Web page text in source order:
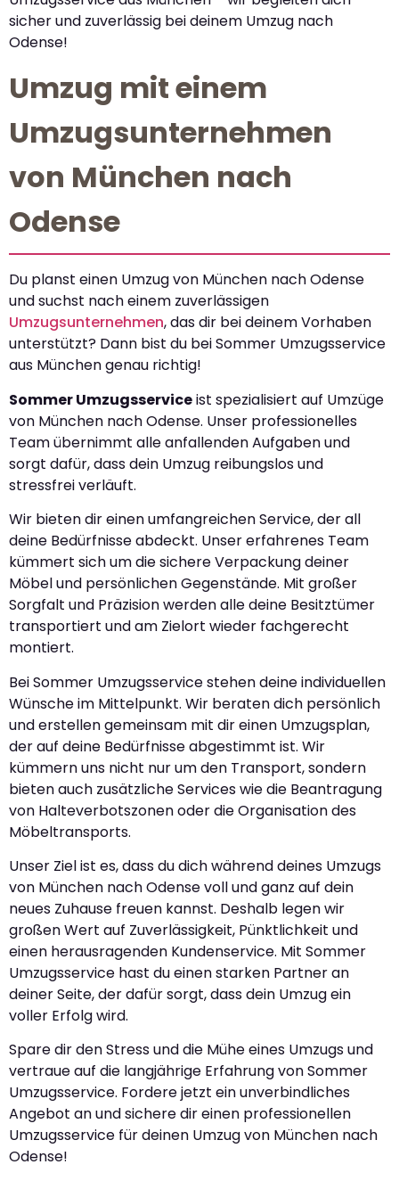
sicher und zuverlässig bei deinem Umzug nach
Odense!
Umzug mit einem
Umzugsunternehmen
von München nach
Odense
Du planst einen Umzug von München nach Odense
und suchst nach einem zuverlässigen
Umzugsunternehmen, das dir bei deinem Vorhaben
unterstützt? Dann bist du bei Sommer Umzugsservice
aus München genau richtig!
Sommer Umzugsserviceist spezialisiert auf Umzüge
von München nach Odense. Unser professionelles
Team übernimmt alle anfallenden Aufgaben und
sorgt dafür, dass dein Umzug reibungslos und
stressfrei verläuft.
Wir bieten dir einen umfangreichen Service, der all
deine Bedürfnisse abdeckt. Unser erfahrenes Team
kümmert sich um die sichere Verpackung deiner
Möbel und persönlichen Gegenstände. Mit großer
Sorgfalt und Präzision werden alle deine Besitztümer
transportiert und am Zielort wieder fachgerecht
montiert.
Bei Sommer Umzugsservice stehen deine individuellen
Wünsche im Mittelpunkt. Wir beraten dich persönlich
und erstellen gemeinsam mit dir einen Umzugsplan,
der auf deine Bedürfnisse abgestimmt ist. Wir
kümmern uns nicht nur um den Transport, sondern
bieten auch zusätzliche Services wie die Beantragung
von Halteverbotszonen oder die Organisation des
Möbeltransports.
Unser Ziel ist es, dass du dich während deines Umzugs
von München nach Odense voll und ganz auf dein
neues Zuhause freuen kannst. Deshalb legen wir
großen Wert auf Zuverlässigkeit, Pünktlichkeit und
einen herausragenden Kundenservice. Mit Sommer
Umzugsservice hast du einen starken Partner an
deiner Seite, der dafür sorgt, dass dein Umzug ein
voller Erfolg wird.
Spare dir den Stress und die Mühe eines Umzugs und
vertraue auf die langjährige Erfahrung von Sommer
Umzugsservice. Fordere jetzt ein unverbindliches
Angebot an und sichere dir einen professionellen
Umzugsservice für deinen Umzug von München nach
Odense!